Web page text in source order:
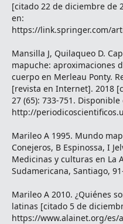
[citado 22 de diciembre de
en:
https://link.springer.com/
Mansilla J, Quilaqueo D.
mapuche: aproximaciones
cuerpo en Merleau Ponty.
[revista en Internet]. 2018
27 (65): 733-751. Disponible
http://
Marileo A 1995. Mundo
Conejeros, B Espinossa, I
Medicinas y culturas en La
Sudamericana, Santiago,
Marileo A 2010. ¿Quiénes
latinas [citado 5 de
https://www.alainet.org/es/